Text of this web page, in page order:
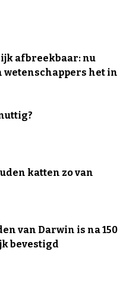
afbreekbaar: nu
het in
katten zo van
van Darwin is na 150
bevestigd